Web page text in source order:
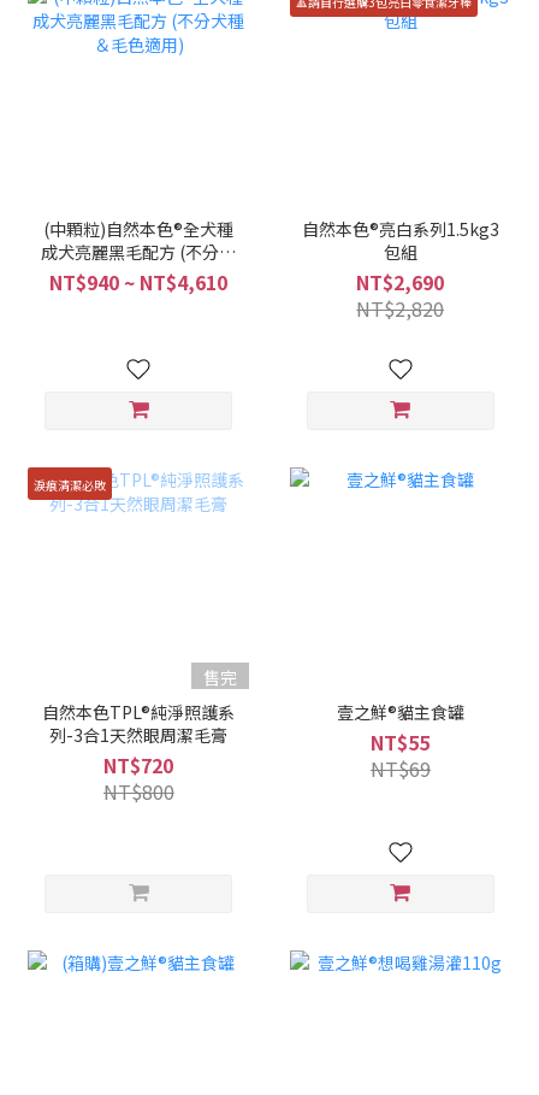
(中顆粒)自然本色®全犬種
成犬亮麗黑毛配方 (不分犬
種＆毛色適用)
NT$940 ~ NT$4,610
自然本色®亮白系列1.5kg3
包組
NT$2,690
NT$2,820
淚痕清潔必敗
售完
自然本色TPL®純淨照護系
列-3合1天然眼周潔毛膏
NT$720
NT$800
壹之鮮®貓主食罐
NT$55
NT$69